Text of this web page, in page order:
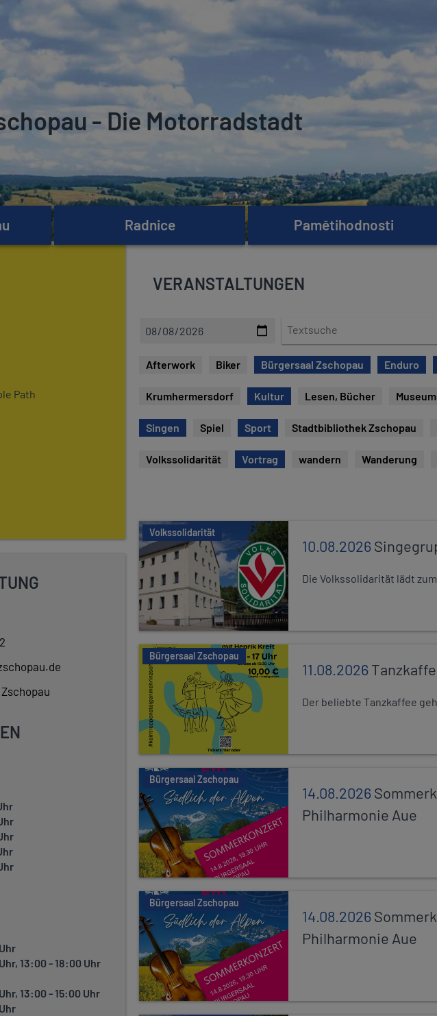
- Die Motorradstadt
Radnice Pamětihodnosti
Path
13:00 - 18:00 Uhr
13:00 - 15:00 Uhr
VERANSTALTUNGEN
x
t
s
u
Afterwork Biker Bürgersaal Zschopau Enduro
Krumhermersdorf Kultur Lesen, Bücher Museum
Singen Spiel Sport Stadtbibliothek Zschopau
Volkssolidarität Vortrag wandern Wanderung
Volkssolidarität
10.08.2026
Die Volkssolidarität lädt
Bürgersaal Zschopau
11.08.2026
Der beliebte Tanzkaffee
Bürgersaal Zschopau
14.08.2026
Philharmonie Aue
Bürgersaal Zschopau
14.08.2026
Philharmonie Aue